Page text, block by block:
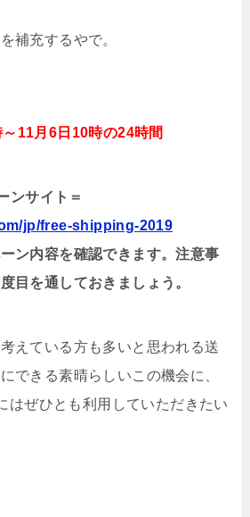
補充するやで。
11月6日10時の24時間
ンサイト＝
jp/free-shipping-2019
ン内容を確認できます。注意事
目を通しておきましょう。
えている方も多いと思われる送
できる素晴らしいこの機会に、
はぜひとも利用していただきたい